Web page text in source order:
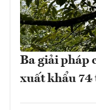
Ba giải pháp
xuất khẩu 74